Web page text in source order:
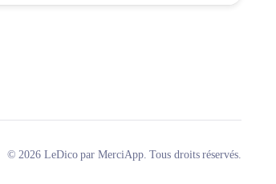
© 2026 LeDico par MerciApp. Tous droits réservés.